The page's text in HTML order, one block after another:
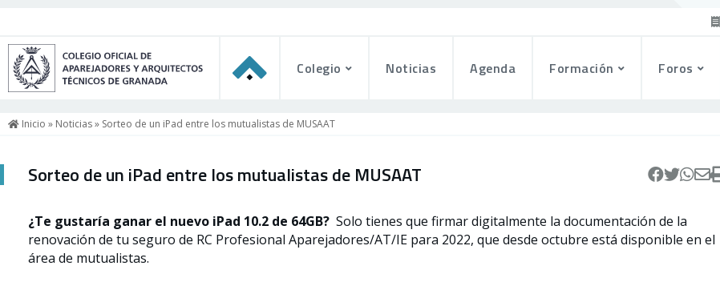
Colegio Noticias Agenda Formación Foros
Inicio » Noticias» Sorteo de un iPad entre los mutualistas de MUSAAT
Sorteo de un iPad entre los mutualistas de MUSAAT
¿Te gustaría ganar el nuevo iPad 10.2 de 64GB? Solo tienes que firmar digitalmente la documentación de la
renovación de tu seguro de RC Profesional Aparejadores/AT/IE para 2022, que desde octubre está disponible en el
área de mutualistas.